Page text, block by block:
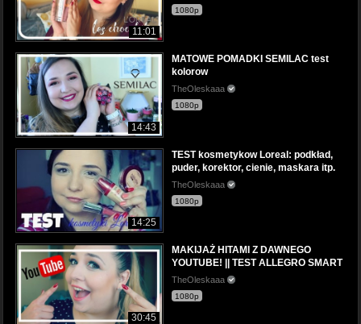
11:01
1080p
14:43
MATOWE POMADKI SEMILAC test
kolorow
TheOleskaaa
1080p
14:25
TEST kosmetykow Loreal: podkład,
puder, korektor, cienie, maskara itp.
TheOleskaaa
1080p
30:45
MAKIJAŻ HITAMI Z DAWNEGO
YOUTUBE! || TEST ALLEGRO SMART
TheOleskaaa
1080p